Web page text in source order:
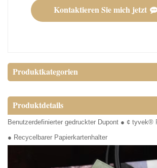
Kontaktieren Sie mich jetzt
Produktkategorien
Produktdetails
Benutzerdefinierter gedruckter Dupont ● ¢ tyvek®
● Recycelbarer Papierkartenhalter